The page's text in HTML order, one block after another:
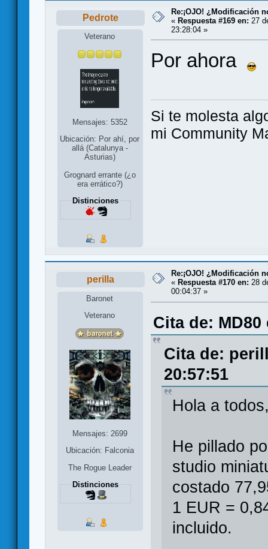
Pedrote
Veterano
Mensajes: 5352
Ubicación: Por ahí, por
allá (Catalunya -
Asturias)
Grognard errante (¿o
era errático?)
Distinciones
Re:¡OJO! ¿Modificación
« Respuesta #169 en: 27
23:28:04 »
Por ahora
Si te molesta
mi Community
perilla
Baronet
Veterano
Mensajes: 2699
Ubicación: Falconia
The Rogue Leader
Distinciones
Re:¡OJO! ¿Modificación
« Respuesta #170 en: 28
00:04:37 »
Cita de: MD80
Cita de:
20:57:51
Hola a
He pillado
studio
costado
1 EUR =
incluido.